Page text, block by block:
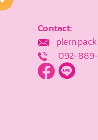
Contact:
092-